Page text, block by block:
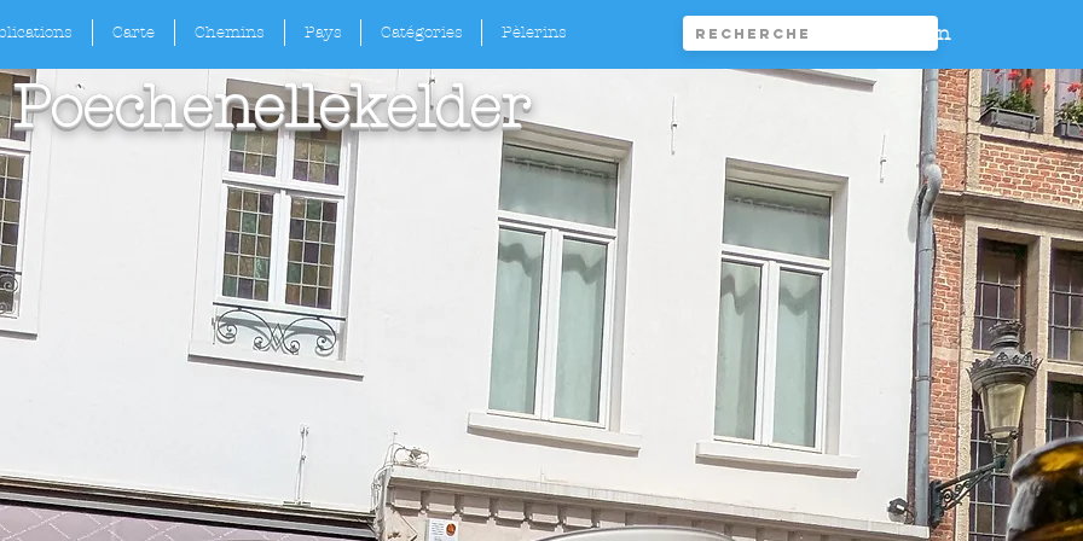
Carte Chemins Pays Catégories Pèlerins Connexion
Poechenellekelder